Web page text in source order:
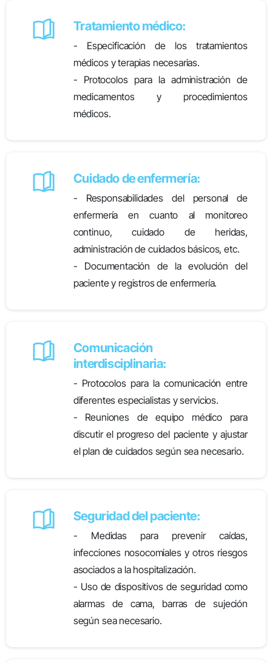
Tratamiento médico:
- Especificación de los tratamientos
médicos y terapias necesarias.
- Protocolos para la administración de
medicamentos y procedimientos
médicos.
Cuidado de enfermería:
- Responsabilidades del personal de
enfermería en cuanto al monitoreo
continuo, cuidado de heridas,
administración de cuidados básicos, etc.
- Documentación de la evolución del
paciente y registros de enfermería.
Comunicación
interdisciplinaria:
- Protocolos para la comunicación entre
diferentes especialistas y servicios.
- Reuniones de equipo médico para
discutir el progreso del paciente y ajustar
el plan de cuidados según sea necesario.
Seguridad del paciente:
- Medidas para prevenir caídas,
infecciones nosocomiales y otros riesgos
asociados a la hospitalización.
- Uso de dispositivos de seguridad como
alarmas de cama, barras de sujeción
según sea necesario.